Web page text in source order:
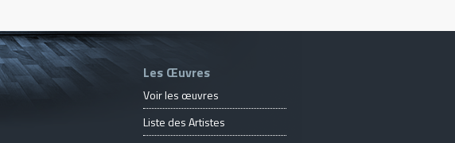
Les Œuvres
Voir les œuvres
Liste des Artistes